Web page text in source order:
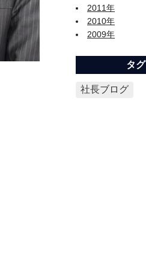
2011年
2010年
2009年
タグ
社長ブログ